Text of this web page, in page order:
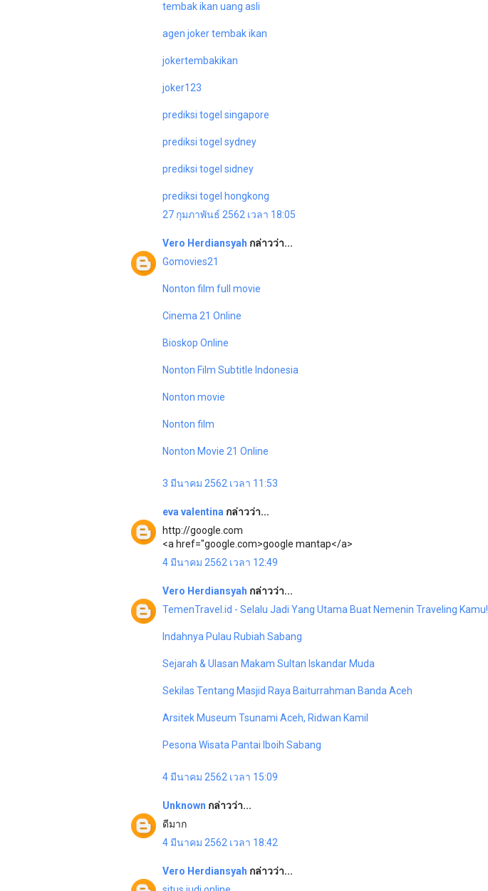
tembak ikan uang asli
agen joker tembak ikan
jokertembakikan
joker123
prediksi togel singapore
prediksi togel sydney
prediksi togel sidney
prediksi togel hongkong
27 กุมภาพันธ์ 2562 เวลา 18:05
Vero Herdiansyah กล่าวว่า...
Gomovies21
Nonton film full movie
Cinema 21 Online
Bioskop Online
Nonton Film Subtitle Indonesia
Nonton movie
Nonton film
Nonton Movie 21 Online
3 มีนาคม 2562 เวลา 11:53
eva valentina กล่าวว่า...
http://google.com
<a href="google.com>google mantap</a>
4 มีนาคม 2562 เวลา 12:49
Vero Herdiansyah กล่าวว่า...
TemenTravel.id - Selalu Jadi Yang Utama Buat Nemenin Traveling Kamu!
Indahnya Pulau Rubiah Sabang
Sejarah & Ulasan Makam Sultan Iskandar Muda
Sekilas Tentang Masjid Raya Baiturrahman Banda Aceh
Arsitek Museum Tsunami Aceh, Ridwan Kamil
Pesona Wisata Pantai Iboih Sabang
4 มีนาคม 2562 เวลา 15:09
Unknown กล่าวว่า...
ดีมาก
4 มีนาคม 2562 เวลา 18:42
Vero Herdiansyah กล่าวว่า...